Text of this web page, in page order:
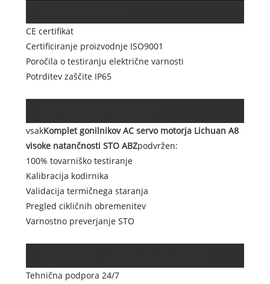
CE certifikat
Certificiranje proizvodnje ISO9001
Poročila o testiranju električne varnosti
Potrditev zaščite IP65
vsakKomplet gonilnikov AC servo motorja Lichuan A8
visoke natančnosti STO ABZpodvržen:
100% tovarniško testiranje
Kalibracija kodirnika
Validacija termičnega staranja
Pregled cikličnih obremenitev
Varnostno preverjanje STO
Tehnična podpora 24/7